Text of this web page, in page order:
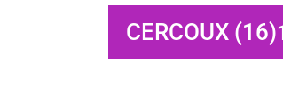
CERCOUX (16)